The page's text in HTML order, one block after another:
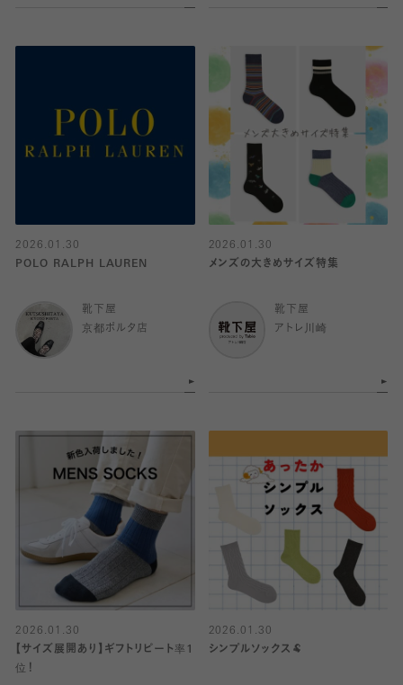
2026.01.30
POLO RALPH LAUREN
靴下屋
京都ポルタ店
2026.01.30
メンズの大きめサイズ特集
靴下屋
アトレ川崎
2026.01.30
【サイズ展開あり】ギフトリピート率1
位！
2026.01.30
シンプルソックス🐏